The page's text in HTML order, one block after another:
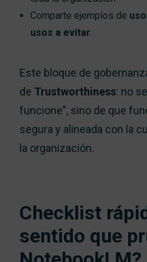
Comparte ejemplos de
usos a evitar.
Este bloque de
de Trustworthiness: no
funcione”, sino de que
segura y alineada con la
la organización.
Checklist
sentido que